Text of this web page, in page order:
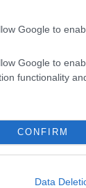
Google to
Google to
functionality
CONFIRM
Data
Azzal
a #12-es
körön
a rekord.